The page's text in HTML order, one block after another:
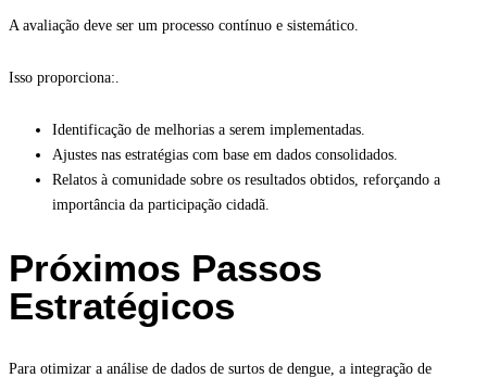
A avaliação deve ser um processo contínuo e sistemático.
Isso proporciona:.
Identificação de melhorias a serem implementadas.
Ajustes nas estratégias com base em dados consolidados.
Relatos à comunidade sobre os resultados obtidos, reforçando a
importância da participação cidadã.
Próximos Passos
Estratégicos
Para otimizar a análise de dados de surtos de dengue, a integração de